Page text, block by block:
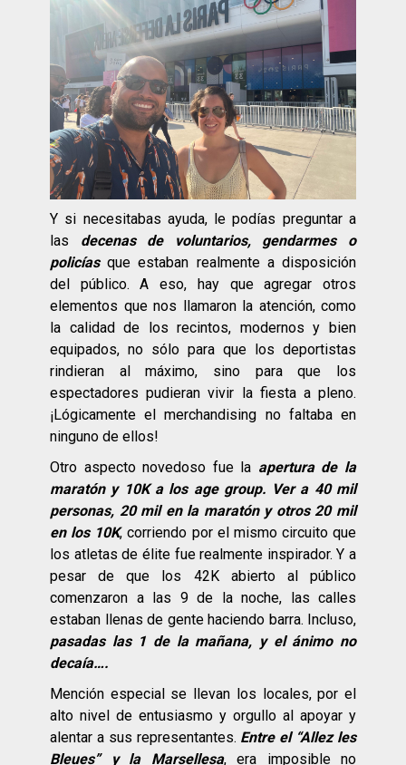
Y si necesitabas ayuda, le podías preguntar a
las decenas de voluntarios, gendarmes o
policíasque estaban realmente a disposición
del público. A eso, hay que agregar otros
elementos que nos llamaron la atención, como
la calidad de los recintos, modernos y bien
equipados, no sólo para que los deportistas
rindieran al máximo, sino para que los
espectadores pudieran vivir la fiesta a pleno.
¡Lógicamente el merchandising no faltaba en
ninguno de ellos!
Otro aspecto novedoso fue la apertura de la
maratón y 10K a los age group. Ver a 40 mil
personas, 20 mil en la maratón y otros 20 mil
en los 10K, corriendo por el mismo circuito que
los atletas de élite fue realmente inspirador. Y a
pesar de que los 42K abierto al público
comenzaron a las 9 de la noche, las calles
estaban llenas de gente haciendo barra. Incluso,
pasadas las 1 de la mañana, y el ánimo no
decaía….
Mención especial se llevan los locales, por el
alto nivel de entusiasmo y orgullo al apoyar y
alentar a sus representantes. Entre el “Allez les
Bleues” y la Marsellesa, era imposible no